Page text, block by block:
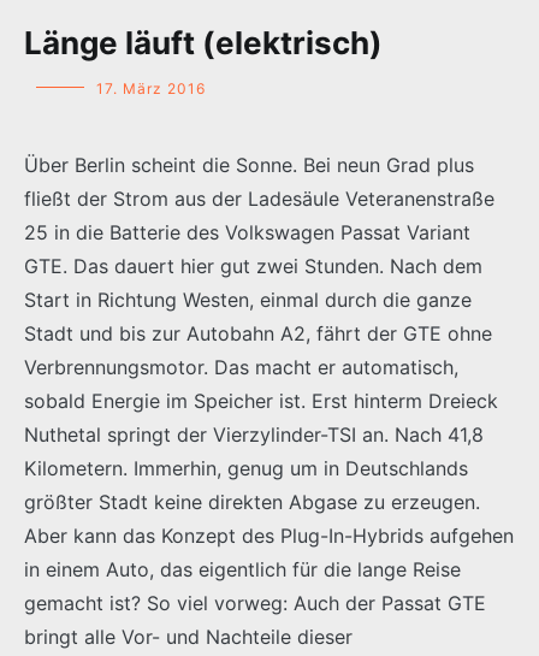
Länge läuft (elektrisch)
17. März 2016
Über Berlin scheint die Sonne. Bei neun Grad plus
fließt der Strom aus der Ladesäule Veteranenstraße
25 in die Batterie des Volkswagen Passat Variant
GTE. Das dauert hier gut zwei Stunden. Nach dem
Start in Richtung Westen, einmal durch die ganze
Stadt und bis zur Autobahn A2, fährt der GTE ohne
Verbrennungsmotor. Das macht er automatisch,
sobald Energie im Speicher ist. Erst hinterm Dreieck
Nuthetal springt der Vierzylinder-TSI an. Nach 41,8
Kilometern. Immerhin, genug um in Deutschlands
größter Stadt keine direkten Abgase zu erzeugen.
Aber kann das Konzept des Plug-In-Hybrids aufgehen
in einem Auto, das eigentlich für die lange Reise
gemacht ist? So viel vorweg: Auch der Passat GTE
bringt alle Vor- und Nachteile dieser